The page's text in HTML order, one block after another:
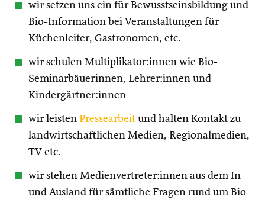
wir setzen uns ein für Bewusstseinsbildung und
Bio-Information bei Veranstaltungen für
Küchenleiter, Gastronomen, etc.
wir schulen Multiplikator:innen wie Bio-
Seminarbäuerinnen, Lehrer:innen und
Kindergärtner:innen
wir leisten Pressearbeit und halten Kontakt zu
landwirtschaftlichen Medien, Regionalmedien,
TV etc.
wir stehen Medienvertreter:innen aus dem In-
und Ausland für sämtliche Fragen rund um Bio